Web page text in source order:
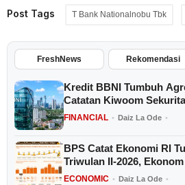
Post Tags T Bank Nationalnobu Tbk
FreshNews Rekomendasi
Kredit BBNI Tumbuh
Catatan Kiwoom
II...
FINANCIAL • Daiz La Ode •
BPS Catat Ekonomi RI
Triwulan II-2026,
E...
ECONOMIC • Daiz La Ode •